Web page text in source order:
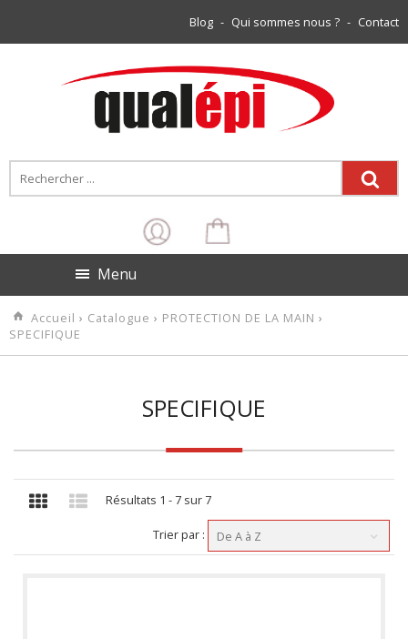
Blog - Qui sommes nous ? - Contact
Menu
Accueil › Catalogue › PROTECTION DE LA MAIN ›
SPECIFIQUE
SPECIFIQUE
Résultats 1 - 7 sur 7
Trier par : De A à Z